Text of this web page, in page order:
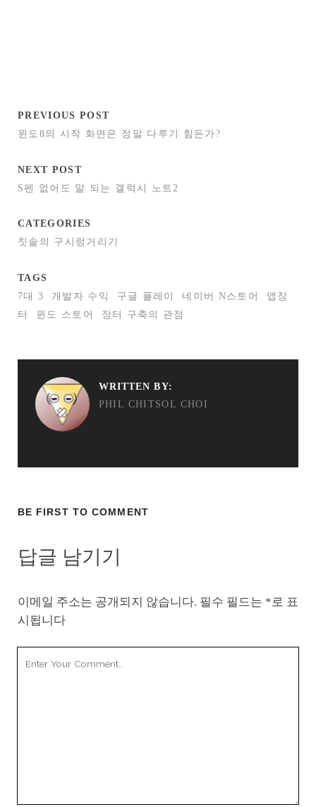
PREVIOUS POST
윈도8의 시작 화면은 정말 다루기 힘든가?
NEXT POST
S펜 없어도 말 되는 갤럭시 노트2
CATEGORIES
칫솔의 구시렁거리기
TAGS
7대 3
개발자 수익 구글 플레이 네이버 N스토어
앱장
터
윈도 스토어 장터 구축의 관점
WRITTEN BY:
PHIL CHITSOL CHOI
BE FIRST TO COMMENT
답글 남기기
이메일 주소는 공개되지 않습니다. 필수 필드는 * 로 표
시됩니다